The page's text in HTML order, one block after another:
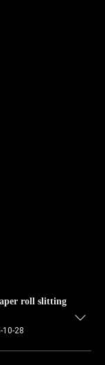
roll slitting
10-28